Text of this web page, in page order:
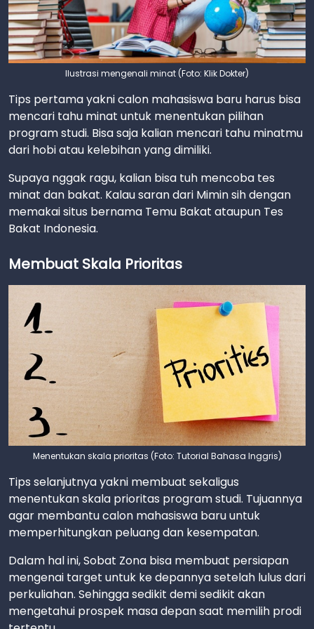
Ilustrasi mengenali minat (Foto: Klik Dokter)
Tips pertama yakni calon mahasiswa baru harus bisa
mencari tahu minat untuk menentukan pilihan
program studi. Bisa saja kalian mencari tahu minatmu
dari hobi atau kelebihan yang dimiliki.
Supaya nggak ragu, kalian bisa tuh mencoba tes
minat dan bakat. Kalau saran dari Mimin sih dengan
memakai situs bernama Temu Bakat ataupun Tes
Bakat Indonesia.
Membuat Skala Prioritas
Menentukan skala prioritas (Foto: Tutorial Bahasa Inggris)
Tips selanjutnya yakni membuat sekaligus
menentukan skala prioritas program studi. Tujuannya
agar membantu calon mahasiswa baru untuk
memperhitungkan peluang dan kesempatan.
Dalam hal ini, Sobat Zona bisa membuat persiapan
mengenai target untuk ke depannya setelah lulus dari
perkuliahan. Sehingga sedikit demi sedikit akan
mengetahui prospek masa depan saat memilih prodi